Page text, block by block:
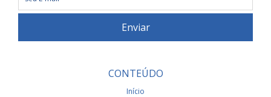
CONTEÚDO
Início